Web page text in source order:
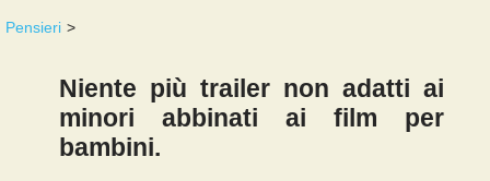
Pensieri >
Niente più trailer non adatti ai
minori abbinati ai film per
bambini.